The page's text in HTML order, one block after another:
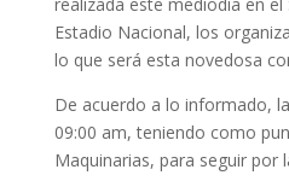
realizada este mediodía en el
Estadio Nacional, los
lo que será esta novedosa
De acuerdo a lo informado,
09:00 am, teniendo como
Maquinarias, para seguir por